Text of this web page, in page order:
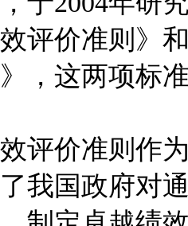
评价准则》
，这两项标
价准则作为
我国政府对